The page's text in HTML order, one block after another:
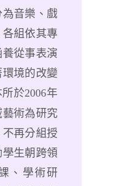
音樂、戲
組依其專
從事表演
境的改變
所於2006年
術為研究
再分組授
生朝跨領
、學術研